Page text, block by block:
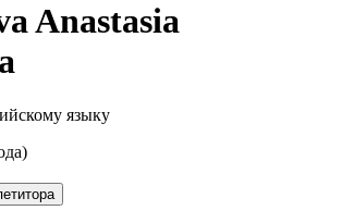
Anastasia
языку